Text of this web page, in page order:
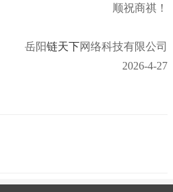
顺祝商祺！
岳阳链天下网络科技有限公司
2026-4-27